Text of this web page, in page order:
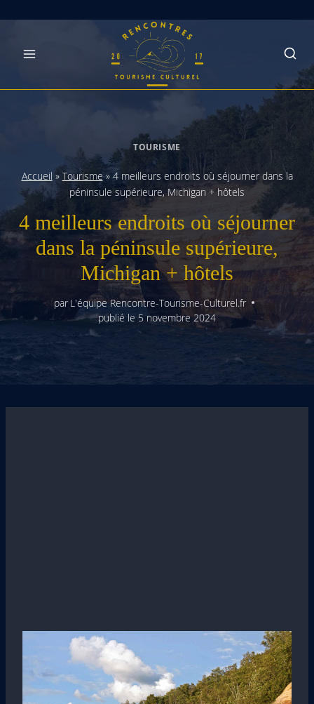
TOURISME
Accueil » Tourisme» 4 meilleurs endroits où séjourner dans la
péninsule supérieure, Michigan + hôtels
4 meilleurs endroits où séjourner
dans la péninsule supérieure,
Michigan + hôtels
par L'équipe Rencontre-Tourisme-Culturel.fr
publié le 5 novembre 2024